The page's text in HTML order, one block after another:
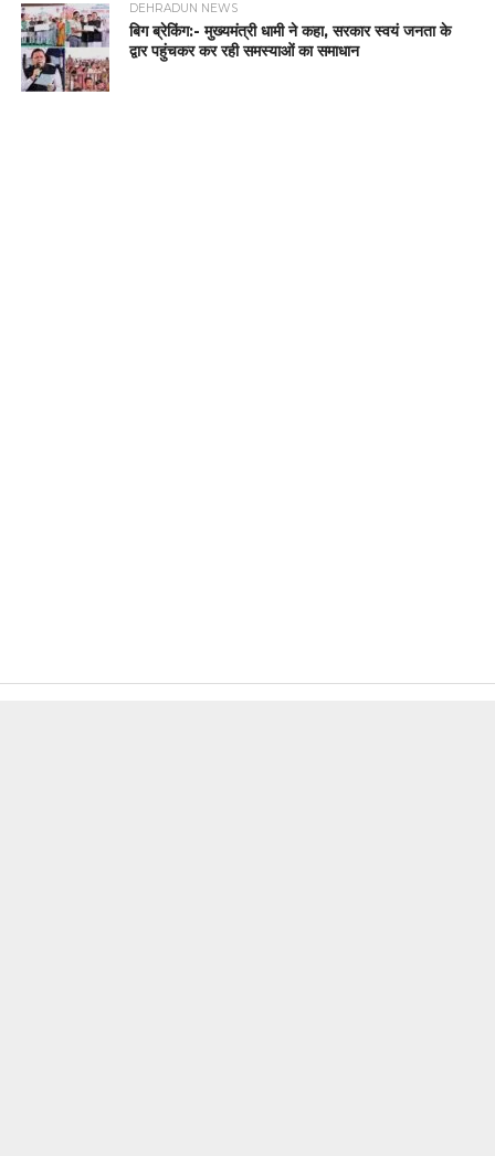
DEHRADUN NEWS
बिग ब्रेकिंग:- मुख्यमंत्री धामी ने कहा, सरकार स्वयं जनता के
द्वार पहुंचकर कर रही समस्याओं का समाधान